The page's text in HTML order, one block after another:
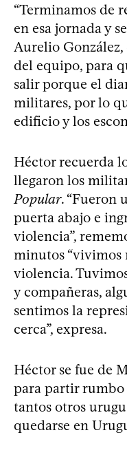
“Terminamos de
en esa jornada y
Aurelio
del equipo, para
salir porque el
militares, por lo
edificio y los
Héctor recuerda
llegaron los
Popular. “Fueron
puerta abajo e
violencia”,
minutos “vivimos
violencia.
y compañeras,
sentimos la
cerca”, expresa.
Héctor se fue de
para partir
tantos otros
quedarse en